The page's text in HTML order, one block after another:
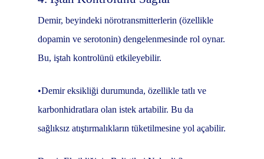
Demir, beyindeki nörotransmitterlerin (özellikle
dopamin ve serotonin) dengelenmesinde rol oynar.
Bu, iştah kontrolünü etkileyebilir.
•Demir eksikliği durumunda, özellikle tatlı ve
karbonhidratlara olan istek artabilir. Bu da
sağlıksız atıştırmalıkların tüketilmesine yol açabilir.